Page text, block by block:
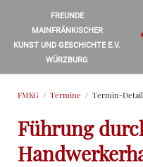
FREUNDE
MAINFRÄNKISCHER
KUNST UND GESCHICHTE E.V.
WÜRZBURG
FMKG Termine Termin-Detail
Führung